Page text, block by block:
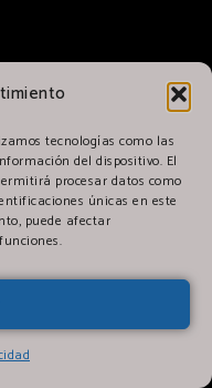
tecnologías como las
del dispositivo. El
procesar datos como
únicas en este
puede afectar